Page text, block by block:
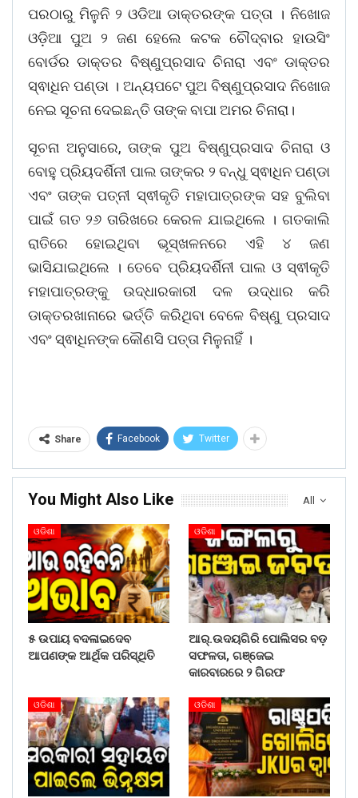
ପରଠାରୁ ମିଳୁନି ୨ ଓଡିଆ ଡାକ୍ତରଙ୍କ ପତ୍ତା । ନିଖୋଜ
ଓଡ଼ିଆ ପୁଅ ୨ ଜଣ ହେଲେ କଟକ ଚୌଦ୍ବାର ହାଉସିଂ
ବୋର୍ଡର ଡାକ୍ତର ବିଷ୍ଣୁପ୍ରସାଦ ଚିନାରା ଏବଂ ଡାକ୍ତର
ସ୍ଵାଧିନ ପଣ୍ଡା । ଅନ୍ୟପଟେ ପୁଅ ବିଷ୍ଣୁପ୍ରସାଦ ନିଖୋଜ
ନେଇ ସୂଚନା ଦେଇଛନ୍ତି ତାଙ୍କ ବାପା ଅମର ଚିନାରା।
ସୂଚନା ଅନୁସାରେ, ତାଙ୍କ ପୁଅ ବିଷ୍ଣୁପ୍ରସାଦ ଚିନାରା ଓ
ବୋହୁ ପ୍ରିୟଦର୍ଶିନୀ ପାଲ ତାଙ୍କର ୨ ବନ୍ଧୁ ସ୍ଵାଧିନ ପଣ୍ଡା
ଏବଂ ତାଙ୍କ ପତ୍ନୀ ସ୍ଵୀକୃତି ମହାପାତ୍ରଙ୍କ ସହ ବୁଲିବା
ପାଇଁ ଗତ ୨୬ ତାରିଖରେ କେରଳ ଯାଇଥିଲେ । ଗତକାଲି
ରାତିରେ ହୋଇଥିବା ଭୂସ୍ଖଳନରେ ଏହି ୪ ଜଣ
ଭାସିଯାଇଥିଲେ । ତେବେ ପ୍ରିୟଦର୍ଶିନୀ ପାଲ ଓ ସ୍ଵୀକୃତି
ମହାପାତ୍ରଙ୍କୁ ଉଦ୍ଧାରକାରୀ ଦଳ ଉଦ୍ଧାର କରି
ଡାକ୍ତରଖାନାରେ ଭର୍ତ୍ତି କରିଥିବା ବେଳେ ବିଷ୍ଣୁ ପ୍ରସାଦ
ଏବଂ ସ୍ଵାଧିନଙ୍କ କୌଣସି ପତ୍ତା ମିଳୁନାହିଁ ।
Share Facebook Twitter
All
You Might Also Like
ଓଡିଶା
୫ ଉପାୟ ବଦଳାଇଦେବ
ଆପଣଙ୍କ ଆର୍ଥିକ ପରିସ୍ଥିତି
ଓଡିଶା
ଆର୍.ଉଦୟଗିରି ପୋଲିସର ବଡ଼
ସଫଳତା, ଗଞ୍ଜେଇ
କାରବାରରେ ୨ ଗିରଫ
ଓଡିଶା ଓଡିଶା